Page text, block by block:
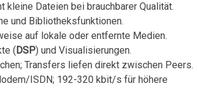
kleine Dateien ⁤bei brauchbarer Qualität.
und Bibliotheksfunktionen.
auf lokale oder entfernte Medien.
(DSP) und Visualisierungen.
‍Transfers liefen⁤ direkt zwischen Peers.
ISDN; 192-320 ‍kbit/s ​für höhere